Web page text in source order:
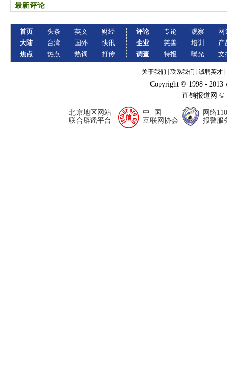
最新评论
首页
大陆
焦点
头条
台湾
热点
英文
国外
热词
财经
快讯
打传
评论
企业
调查
专论
慈善
特报
观察
培训
曝光
网
产
文
关于我们 联系我们 诚聘英才
Copyright © 1998 - 2013
直销报道网
北京地区网站
联合辟谣平台
中 国
互联网协会
网络110
报警服